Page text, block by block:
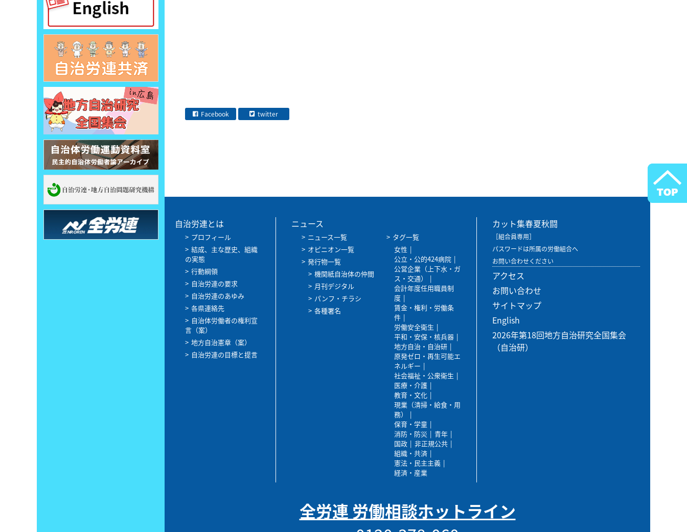
Facebook twitter
自治労連とは
プロフィール
結成、主な歴史、組織
の実態
行動綱領
自治労連の要求
自治労連のあゆみ
各県連絡先
自治体労働者の権利宣
言（案）
地方自治憲章（案）
自治労連の目標と提言
ニュース
ニュース一覧
オピニオン一覧
発行物一覧
機関紙自治体の仲間
月刊デジタル
パンフ・チラシ
各種署名
タグ一覧
女性
公立・公的424病院
公営企業（上下水・ガ
ス・交通）
会計年度任用職員制
度
賃金・権利・労働条
件
労働安全衛生
平和・安保・核兵器
地方自治・自治研
原発ゼロ・再生可能エ
ネルギー
社会福祉・公衆衛生
医療・介護
教育・文化
現業（清掃・給食・用
務）
保育・学童
消防・防災
青年
国政
非正規公共
組織・共済
憲法・民主主義
経済・産業
カット集春夏秋闘
［組合員専用］
パスワードは所属の労働組合へ
お問い合わせください
アクセス
お問い合わせ
サイトマップ
English
2026年第18回地方自治研究全国集会
（自治研）
全労連 労働相談ホットライン